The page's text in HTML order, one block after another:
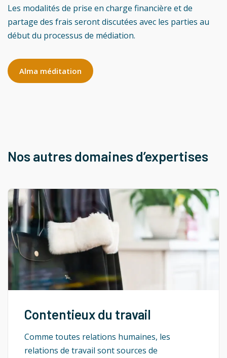
Les modalités de prise en charge financière et de
partage des frais seront discutées avec les parties au
début du processus de médiation.
Alma méditation
Nos autres domaines d’expertises
Contentieux du travail
Comme toutes relations humaines, les
relations de travail sont sources de